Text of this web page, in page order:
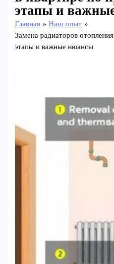
этапы и
Главная
Наш опыт
Замена радиаторов
этапы и важные нюансы